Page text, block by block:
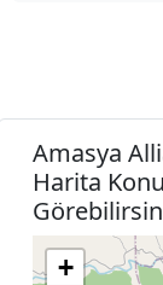
Amasya
Harita
+